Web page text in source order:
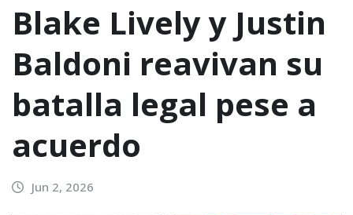
Blake Lively y Justin
Baldoni reavivan su
batalla legal pese a
acuerdo
Jun 2, 2026